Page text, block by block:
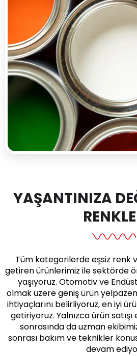
YAŞANTINIZA
Tüm kategorilerde eşsiz renk
getiren ürünlerimiz ile sektörde
yaşıyoruz. Otomotiv ve
olmak üzere geniş ürün
ihtiyaçlarını belirliyoruz, en iyi
getiriyoruz. Yalnızca ürün satışı
sonrasında da uzman
sonrası bakım ve teknikler
devam